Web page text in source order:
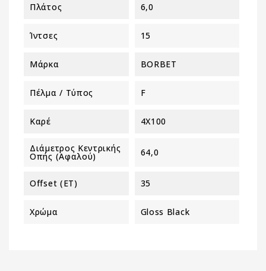
Πλάτος 6,0
Ίντσες 15
Μάρκα BORBET
Πέλμα / Τύπος F
Καρέ 4X100
Διάμετρος Κεντρικής
Οπής (αφαλού) 64,0
Offset (ET) 35
Χρώμα Gloss Black